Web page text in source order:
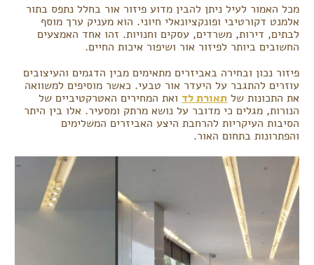
מכל האמור לעיל ניתן להבין מדוע פיזור אור בחלל נתפס בתור
אלמנט דקורטיבי ופונקציונאלי חיוני. הוא מעניק ערך מוסף
לבתים, דירות, משרדים, עסקים וחנויות. זהו אחד האמצעים
החשובים ביותר לפיזור אור ושיפור איכות החיים.
פיזור נכון ובחירה באביזרים מתאימים מבין הדגמים והעיצובים
עוזרים להתגבר על היעדר אור טבעי. כאשר מוסיפים למשוואה
את התכונות של תאורת לד ואת המחירים האטרקטיביים של
הנורות, מגלים כי מדובר על נושא מרתק ומסעיר. אלו בין היתר
הסיבות העיקריות להרחבת היצע האביזרים המשלימים
והפתרונות בתחום האור.